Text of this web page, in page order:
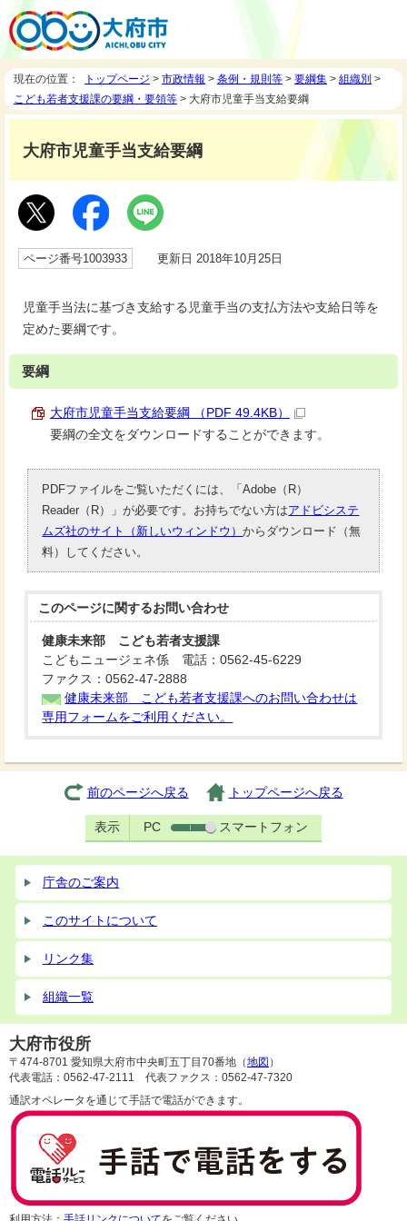
現在の位置： トップページ > 市政情報 > 条例・規則等 > 要綱集 > 組織別 >
こども若者支援課の要綱・要領等 > 大府市児童手当支給要綱
大府市児童手当支給要綱
ページ番号1003933 更新日 2018年10月25日
児童手当法に基づき支給する児童手当の支払方法や支給日等を
定めた要綱です。
要綱
大府市児童手当支給要綱 （PDF 49.4KB）
要綱の全文をダウンロードすることができます。
PDFファイルをご覧いただくには、「Adobe（R）
Reader（R）」が必要です。お持ちでない方はアドビシステ
ムズ社のサイト（新しいウィンドウ）からダウンロード（無
料）してください。
このページに関するお問い合わせ
健康未来部 こども若者支援課
こどもニュージェネ係 電話：0562-45-6229
ファクス：0562-47-2888
健康未来部 こども若者支援課へのお問い合わせは
専用フォームをご利用ください。
前のページへ戻る トップページへ戻る
表示 PC スマートフォン
庁舎のご案内
このサイトについて
リンク集
組織一覧
大府市役所
〒474-8701 愛知県大府市中央町五丁目70番地（地図 ）
代表電話：0562-47-2111 代表ファクス：0562-47-7320
通訳オペレータを通じて手話で電話ができます。